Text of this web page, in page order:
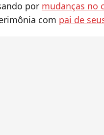
por mudanças no
com pai de